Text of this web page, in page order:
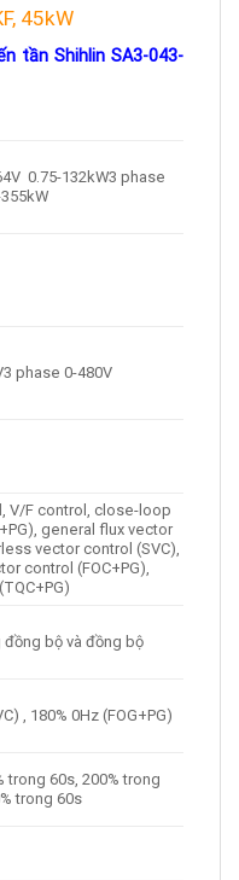
45kW
tần Shihlin SA3-043-
0.75-132kW3 phase
phase 0-480V
V/F control, close-loop
general flux vector
vector control (SVC),
control (FOC+PG),
bộ và đồng bộ
, 180% 0Hz (FOG+PG)
trong 60s, 200% trong
trong 60s